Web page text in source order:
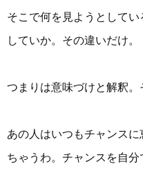
そこで何を見ようとして
していか。その違いだけ。
つまりは意味づけと解釈。
あの人はいつもチャンスに
ちゃうわ。チャンスを自